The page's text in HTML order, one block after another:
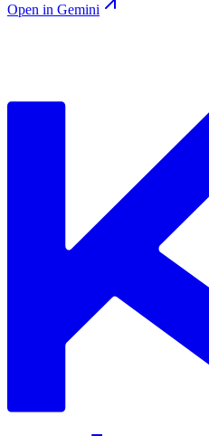
Open in Gemini